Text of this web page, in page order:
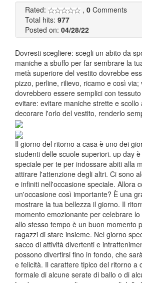
Rated: , 0 Comments
Total hits: 977
Posted on: 04/28/22
Dovresti scegliere: scegli un abito da
maniche a sbuffo per far sembrare la
metà superiore del vestito dovrebbe
pizzo, perline, rilievo, ricamo e così via;
dovrebbero essere semplici con
evitare: evitare maniche strette e scollo
decorare l'orlo del vestito, renderlo
Il giorno del ritorno a casa è uno dei
studenti delle scuole superiori. up day
speciale per te per indossare abiti alla
attirare l'attenzione degli altri. Ci sono
e infiniti nell'occasione speciale. Allora
un'occasione così importante? È una
mostrare la tua bellezza il giorno. Il
momento emozionante per celebrare
allo stesso tempo è un buon momento
ragazzi di stare insieme. Nel giorno
sacco di attività divertenti e
possono divertirsi fino in fondo, che
e felicità. Il carattere tipico del ritorno a
formale di alcune serate di ballo o di